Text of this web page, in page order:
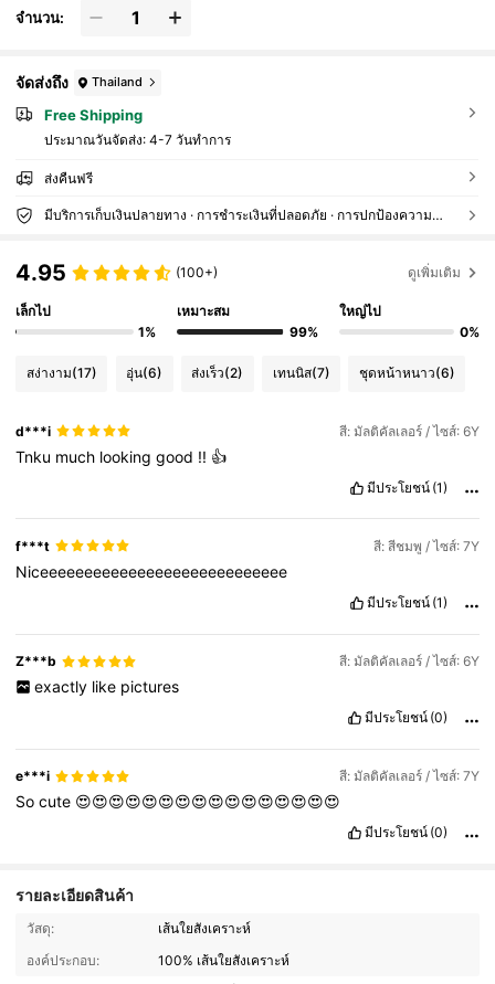
จำนวน:
จัดส่งถึง Thailand
Free Shipping
ประมาณวันจัดส่ง: 4-7 วันทำการ
ส่งคืนฟรี
มีบริการเก็บเงินปลายทาง · การชำระเงินที่ปลอดภัย · การปกป้องความเป็นส่วนตัว
4.95 (100+) ดูเพิ่มเติม
เล็กไป
1%
เหมาะสม
99%
ใหญ่ไป
0%
สง่างาม(17) อุ่น(6) ส่งเร็ว(2) เทนนิส(7) ชุดหน้าหนาว(6)
d***i สี: มัลติคัลเลอร์ / ไซส์: 6Y
Tnku much lookinggood !! 👍
มีประโยชน์ (1)
f***t สี: สีชมพู / ไซส์: 7Y
Niceeeeeeeeeeeeeeeeeeeeeeeeeeee
มีประโยชน์ (1)
Z***b สี: มัลติคัลเลอร์ / ไซส์: 6Y
exactly like pictures
มีประโยชน์ (0)
e***i สี: มัลติคัลเลอร์ / ไซส์: 7Y
Socute 😍😍😍😍😍😍😍😍😍😍😍😍😍😍😍😍
มีประโยชน์ (0)
รายละเอียดสินค้า
วัสดุ:
เส้นใยสังเคราะห์
องค์ประกอบ:
100% เส้นใยสังเคราะห์